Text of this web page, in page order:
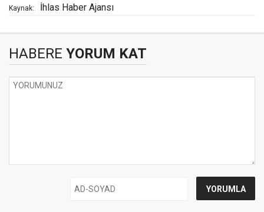
Kaynak: İhlas Haber Ajansı
HABERE YORUM KAT